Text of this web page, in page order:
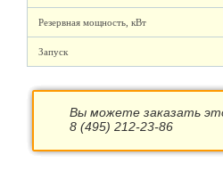
Резервная мощность, кВт
Запуск
Вы можете заказать
8 (495) 212-23-86